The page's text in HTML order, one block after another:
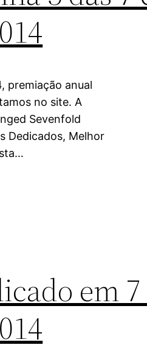
premiação anual
no site. A
Sevenfold
Dedicados, Melhor
em